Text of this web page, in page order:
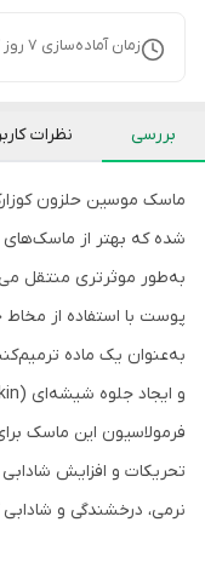
زمان آماده‌سازی 7
بررسی نظرات
ماسک موسین حلزون
شده که بهتر از
به‌طور موثرتری منتقل
به‌عنوان یک ماده‌
و ایجاد جلوه شیشه‌ای (Glass Skin) می‌شود.
فرمولاسیون این ماسک
تحریکات و افزایش
نرمی، درخشندگی و